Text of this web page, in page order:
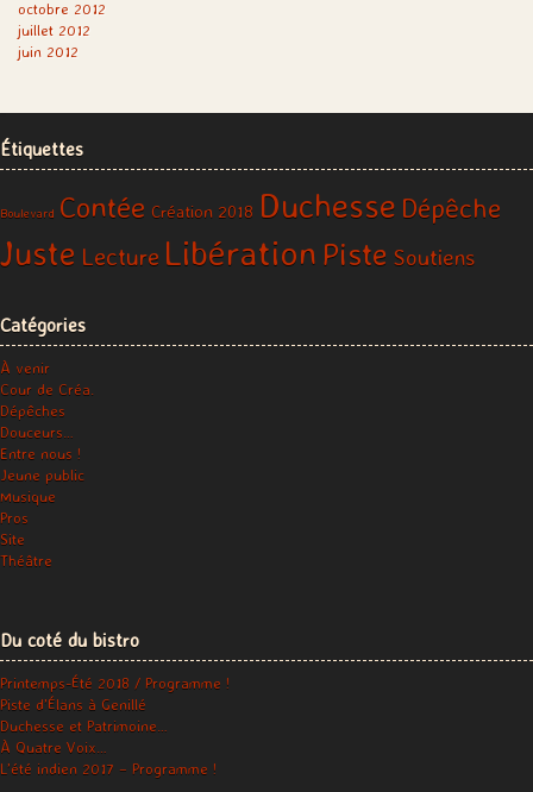
octobre 2012
juillet 2012
juin 2012
Étiquettes
Boulevard Contée Création 2018 Duchesse Dépêche
Juste Lecture Libération Piste Soutiens
Catégories
À venir
Cour de Créa.
Dépêches
Douceurs…
Entre nous !
Jeune public
Musique
Pros
Site
Théâtre
Du coté du bistro
Printemps-Été 2018 / Programme !
Piste d’Élans à Genillé
Duchesse et Patrimoine…
À Quatre Voix…
L’été indien 2017 – Programme !